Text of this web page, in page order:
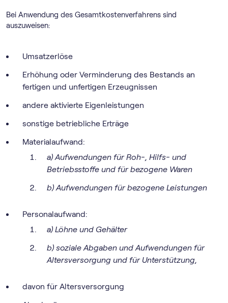
Bei Anwendung des Gesamtkostenverfahrens sind
auszuweisen:
Umsatzerlöse
Erhöhung oder Verminderung des Bestands an
fertigen und unfertigen Erzeugnissen
andere aktivierte Eigenleistungen
sonstige betriebliche Erträge
Materialaufwand:
a) Aufwendungen für Roh-, Hilfs- und
Betriebsstoffe und für bezogene Waren
b) Aufwendungen für bezogene Leistungen
Personalaufwand:
a) Löhne und Gehälter
b) soziale Abgaben und Aufwendungen für
Altersversorgung und für Unterstützung,
davon für Altersversorgung